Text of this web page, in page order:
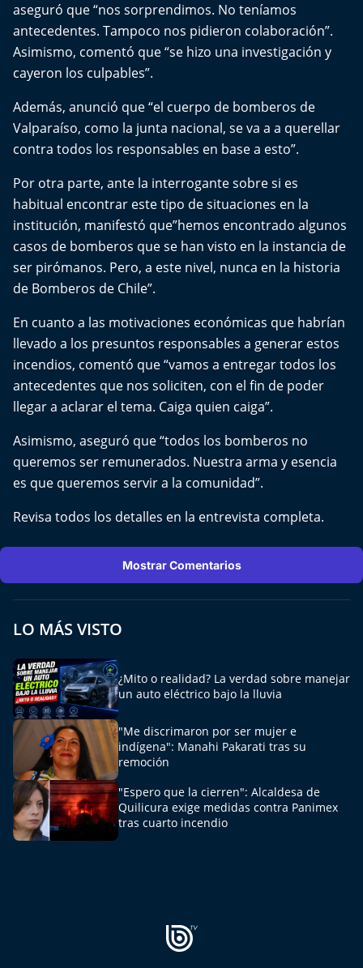
aseguró que “nos sorprendimos. No teníamos
antecedentes. Tampoco nos pidieron colaboración”.
Asimismo, comentó que “se hizo una investigación y
cayeron los culpables”.
Además, anunció que “el cuerpo de bomberos de
Valparaíso, como la junta nacional, se va a a querellar
contra todos los responsables en base a esto”.
Por otra parte, ante la interrogante sobre si es
habitual encontrar este tipo de situaciones en la
institución, manifestó que”hemos encontrado algunos
casos de bomberos que se han visto en la instancia de
ser pirómanos. Pero, a este nivel, nunca en la historia
de Bomberos de Chile”.
En cuanto a las motivaciones económicas que habrían
llevado a los presuntos responsables a generar estos
incendios, comentó que “vamos a entregar todos los
antecedentes que nos soliciten, con el fin de poder
llegar a aclarar el tema. Caiga quien caiga”.
Asimismo, aseguró que “todos los bomberos no
queremos ser remunerados. Nuestra arma y esencia
es que queremos servir a la comunidad”.
Revisa todos los detalles en la entrevista completa.
Mostrar Comentarios
LO MÁS VISTO
¿Mito o realidad? La verdad sobre manejar
un auto eléctrico bajo la lluvia
"Me discrimaron por ser mujer e
indígena": Manahi Pakarati tras su
remoción
"Espero que la cierren": Alcaldesa de
Quilicura exige medidas contra Panimex
tras cuarto incendio